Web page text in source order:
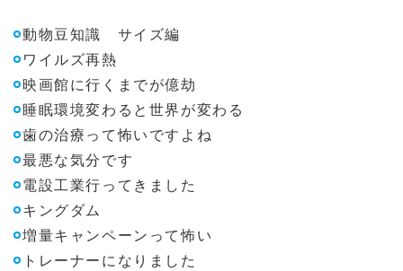
動物豆知識 サイズ編
ワイルズ再熱
映画館に行くまでが億劫
睡眠環境変わると世界が変わる
歯の治療って怖いですよね
最悪な気分です
電設工業行ってきました
キングダム
増量キャンペーンって怖い
トレーナーになりました